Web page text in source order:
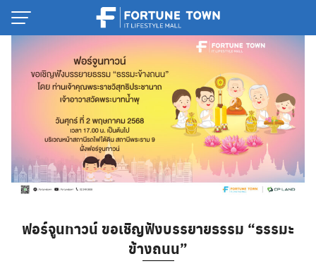
Skip
content
Thai
ฟอร์จูนทาวน์ ขอเชิญฟังบรรยายธรรม “ธรรมะ
ข้างถนน”